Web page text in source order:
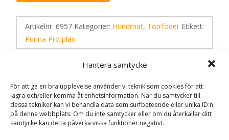
Hantera samtycke
För att ge en bra upplevelse använder vi teknik som cookies för att
lagra och/eller komma åt enhetsinformation. När du samtycker till
dessa tekniker kan vi behandla data som surfbeteende eller unika ID:n
på denna webbplats. Om du inte samtycker eller om du återkallar ditt
samtycke kan detta påverka vissa funktioner negativt.
Artikelnr: 6957 Kategorier: Hundmat, Torrfoder Etikett:
Purina Pro plan
Recensioner